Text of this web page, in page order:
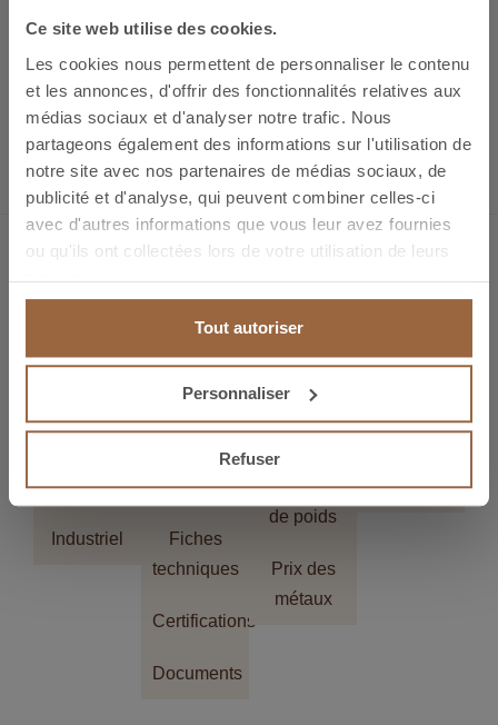
Ce site web utilise des cookies.
Les cookies nous permettent de personnaliser le contenu
et les annonces, d'offrir des fonctionnalités relatives aux
médias sociaux et d'analyser notre trafic. Nous
partageons également des informations sur l'utilisation de
notre site avec nos partenaires de médias sociaux, de
publicité et d'analyse, qui peuvent combiner celles-ci
avec d'autres informations que vous leur avez fournies
ou qu'ils ont collectées lors de votre utilisation de leurs
services.
Tout autoriser
Personnaliser
Refuser
Précédent Bronmetal present au Matelec 2014
SuivantPourBronmetal le salon Elektrotechnik
2015 a ètè une expèrience positive.
Secteurs
Electrique
Industriel
Téléchargements
Catalogues
Fiches
techniques
Certifications
Documents
Outils
Calculateur
de poids
Prix des
métaux
Actualités
Actualités